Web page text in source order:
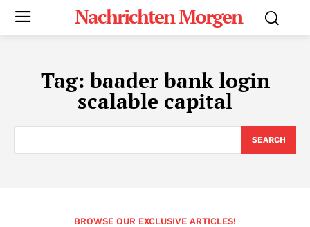
Nachrichten Morgen
Tag:baader bank login
scalable capital
SEARCH
BROWSE OUR EXCLUSIVE ARTICLES!